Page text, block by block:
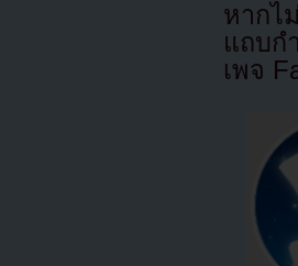
หากไ
แถบก
เพจ